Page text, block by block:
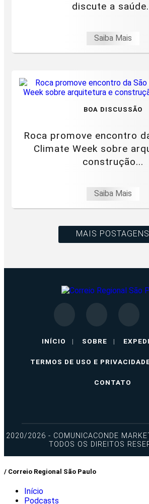
discute a
Saiba Mais
BOA DISCUSSÃO
Roca promove encontro
Climate Week sobre
construção...
Saiba Mais
MAIS POSTAGENS
INÍCIO | SOBRE |
TERMOS DE USO E
CONTATO
2020/2026 - COMUNICACONDE
TODOS OS DIREITOS
/ Correio Regional São Paulo
Início
Podcasts